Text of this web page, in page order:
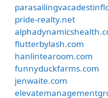
pride-realty.net
flutterbylash.com
hanlintearoom.com
funnyduckfarms.com
jenwaite.com